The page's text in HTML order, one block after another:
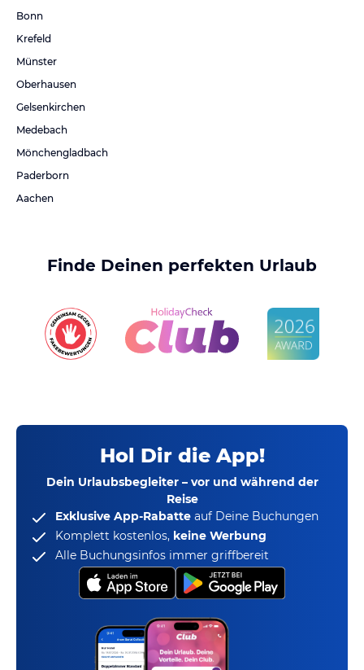
Bonn
Krefeld
Münster
Oberhausen
Gelsenkirchen
Medebach
Mönchengladbach
Paderborn
Aachen
Finde Deinen perfekten Urlaub
Hol Dir die App!
Dein Urlaubsbegleiter – vor und während der
Reise
Exklusive App-Rabatte auf Deine Buchungen
Komplett kostenlos, keine Werbung
Alle Buchungsinfos immer griffbereit